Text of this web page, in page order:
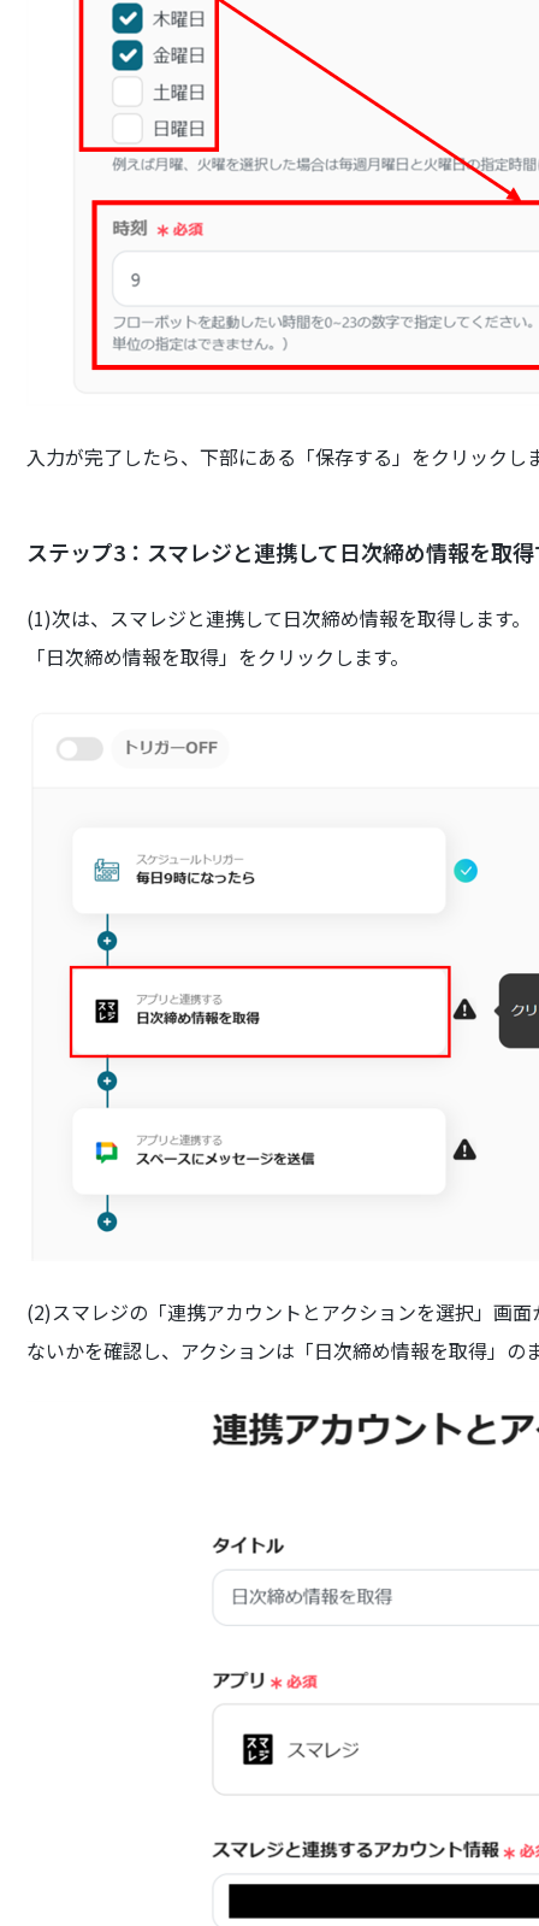
入力が完了したら、下部にある「保存する」をクリックし
ステップ3：スマレジと連携して日次締め情報を取
(1)次は、スマレジと連携して日次締め情報を取得します。
「日次締め情報を取得」をクリックします。
(2)スマレジの「連携アカウントとアクションを選択」画
ないかを確認し、アクションは「日次締め情報を取得」の